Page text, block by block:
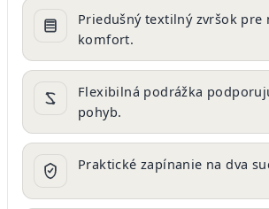
Priedušný textilný zvršok pre
komfort.
Flexibilná podrážka
pohyb.
Praktické zapínanie na dva